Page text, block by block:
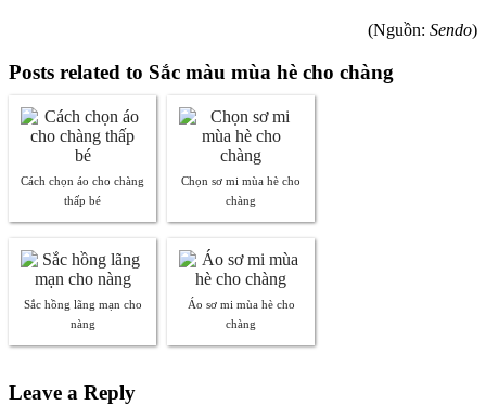
(Nguồn: Sendo)
Posts related to Sắc màu mùa hè cho chàng
Cách chọn áo cho chàng
thấp bé
Chọn sơ mi mùa hè cho
chàng
Sắc hồng lãng mạn cho
nàng
Áo sơ mi mùa hè cho
chàng
Leave a Reply